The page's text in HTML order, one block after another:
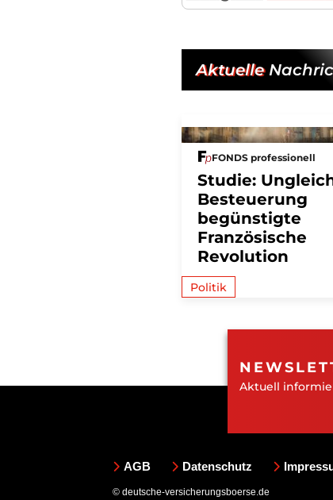
Aktuelle
FONDS professionell
Studie:
Besteuerung
begünstigte
Französische
Revolution
Politik
Aktuell
AGB Datenschutz
© deutsche-versicherungsboerse.de